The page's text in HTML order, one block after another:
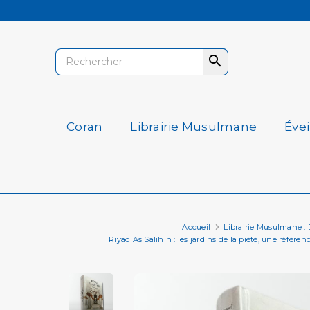

Coran Librairie Musulmane
Accueil
Librairie Musulmane :
Riyad As Salihin : les jardins de la piété, une